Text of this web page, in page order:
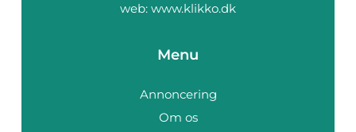
web: www.klikko.dk
Menu
Annoncering
Om os